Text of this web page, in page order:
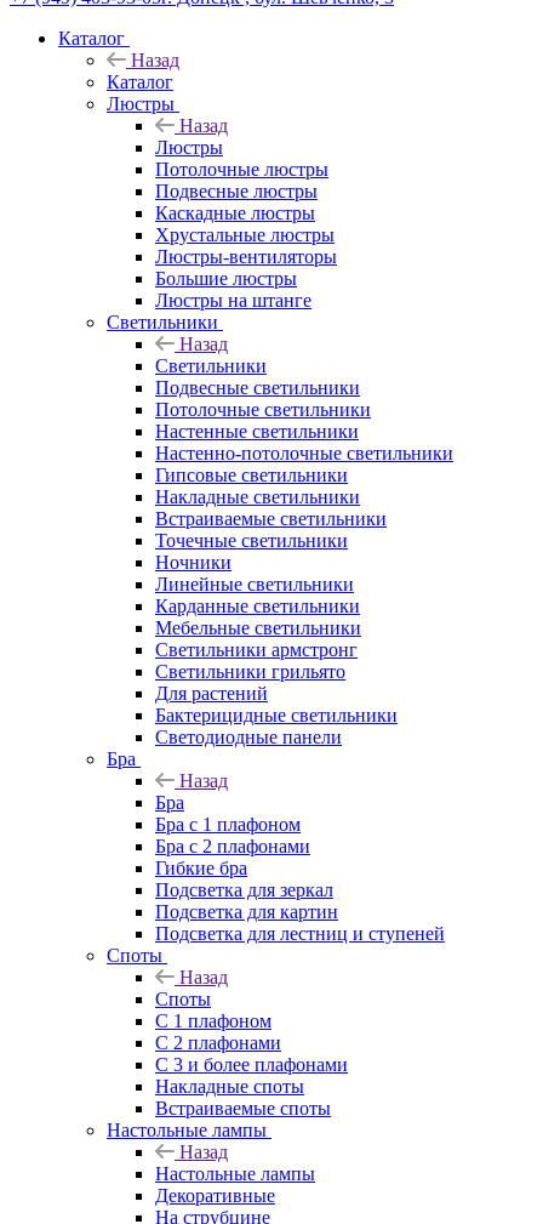
Каталог
Назад
Каталог
Люстры
Назад
Люстры
Потолочные люстры
Подвесные люстры
Каскадные люстры
Хрустальные люстры
Люстры-вентиляторы
Большие люстры
Люстры на штанге
Светильники
Назад
Светильники
Подвесные светильники
Потолочные светильники
Настенные светильники
Настенно-потолочные светильники
Гипсовые светильники
Накладные светильники
Встраиваемые светильники
Точечные светильники
Ночники
Линейные светильники
Карданные светильники
Мебельные светильники
Светильники армстронг
Светильники грильято
Для растений
Бактерицидные светильники
Светодиодные панели
Бра
Назад
Бра
Бра с 1 плафоном
Бра с 2 плафонами
Гибкие бра
Подсветка для зеркал
Подсветка для картин
Подсветка для лестниц и ступеней
Споты
Назад
Споты
С 1 плафоном
С 2 плафонами
С 3 и более плафонами
Накладные споты
Встраиваемые споты
Настольные лампы
Назад
Настольные лампы
Декоративные
На струбцине